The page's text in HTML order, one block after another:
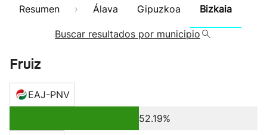
Resumen Álava Gipuzkoa Bizkaia
Buscar resultados por municipio
Fruiz
EAJ-PNV
52.19%